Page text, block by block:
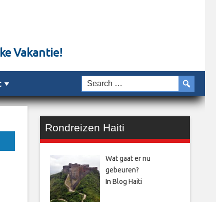
Vakantie!
Rondreizen Haiti
Wat gaat er nu
gebeuren?
In Blog Haiti